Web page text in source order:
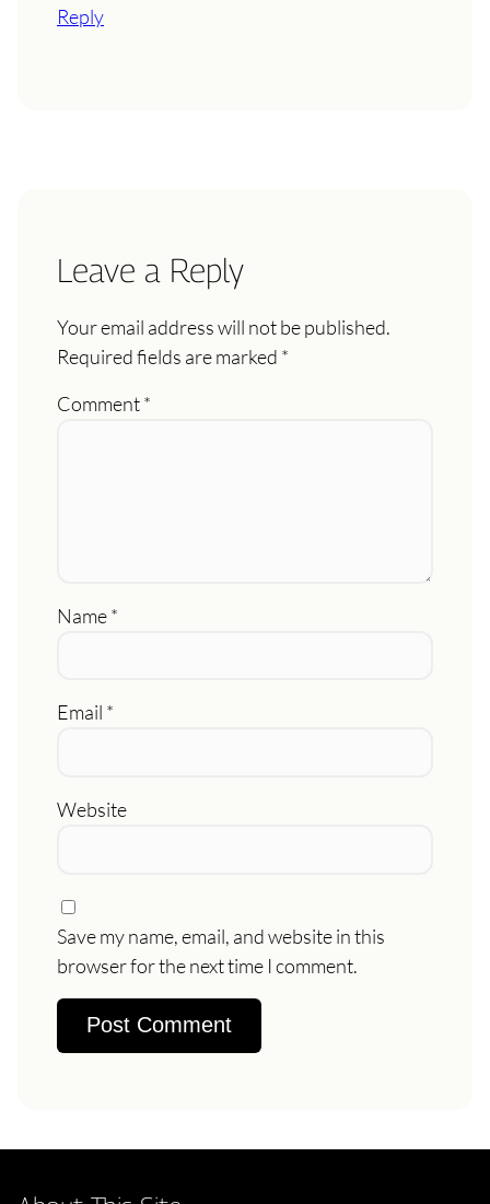
Reply
Leave a Reply
Your email address will not be published.
Required fields are marked *
Comment*
Name*
Email *
Website
Save my name, email, and website in this
browser for the next time I comment.